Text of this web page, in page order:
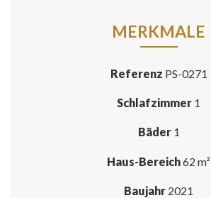
MERKMALE
Referenz PS-0271
Schlafzimmer 1
Bäder1
Haus-Bereich62 m²
Baujahr 2021